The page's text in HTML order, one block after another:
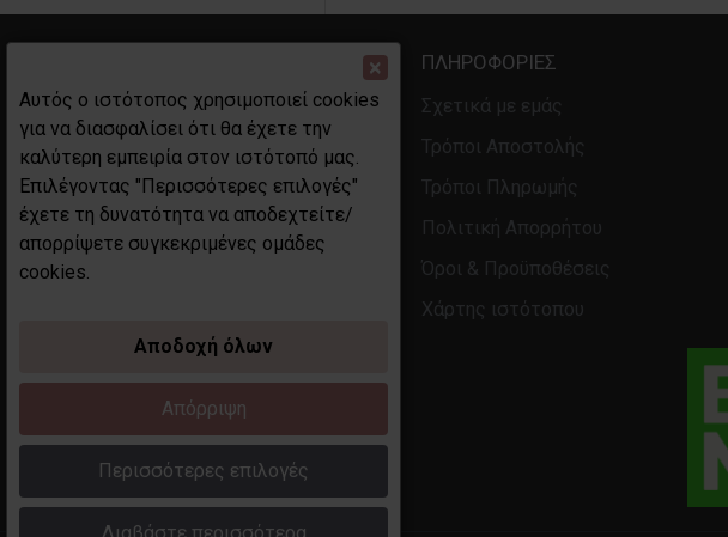
ΓΕΜΗ 130058146001
ΔΟΥ ΞΑΝΘΗΣ
ΑΦΜ 113945104
ΔΙΕΥΘΥΝΣΗ Αγίου Ελευθερίου 2-4
ΠΛΗΡΟΦΟΡΊΕΣ
Σχετικά με εμάς
Τρόποι Αποστολής
Τρόποι Πληρωμής
Πολιτική Απορρήτου
Όροι & Προϋποθέσεις
Χάρτης ιστότοπου
×
Αυτός ο ιστότοπος χρησιμοποιεί cookies
για να διασφαλίσει ότι θα έχετε την
καλύτερη εμπειρία στον ιστότοπό μας.
Επιλέγοντας "Περισσότερες επιλογές"
έχετε τη δυνατότητα να αποδεχτείτε/
απορρίψετε συγκεκριμένες ομάδες
cookies.
Αποδοχή όλων
Απόρριψη
Περισσότερες επιλογές